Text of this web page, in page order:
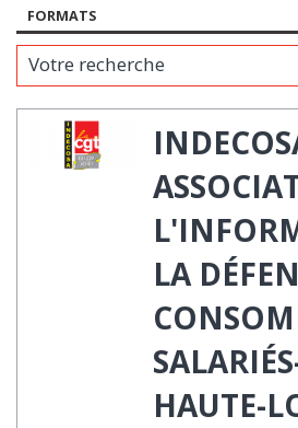
FORMATS
Votre recherche
LA
HAUTE-